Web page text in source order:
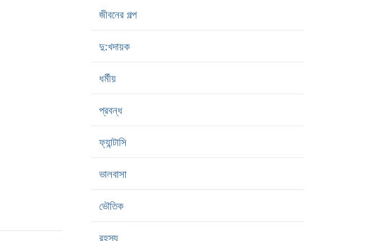
জীবনের গল্প
দু:খদায়ক
ধর্মীয়
প্রবন্ধ
ফ্যান্টাসি
ভালবাসা
ভৌতিক
রহস্য